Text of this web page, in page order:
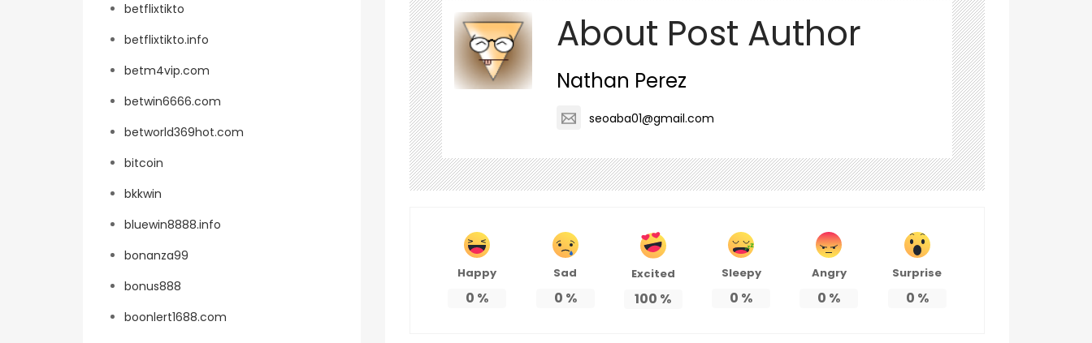
About Post Author
Nathan Perez
seoaba01@gmail.com
Happy
0 %
Sad
0 %
Excited
100 %
Sleepy
0 %
Angry
0 %
Surprise
0 %
betflixtikto
betflixtikto.info
betm4vip.com
betwin6666.com
betworld369hot.com
bitcoin
bkkwin
bluewin8888.info
bonanza99
bonus888
boonlert1688.com